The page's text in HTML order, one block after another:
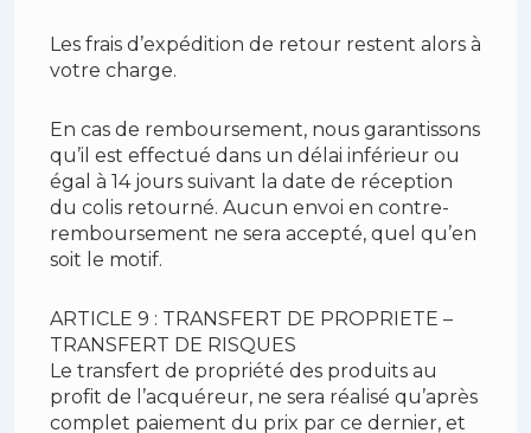
Les frais d’expédition de retour restent alors à
votre charge.
En cas de remboursement, nous garantissons
qu’il est effectué dans un délai inférieur ou
égal à 14 jours suivant la date de réception
du colis retourné. Aucun envoi en contre-
remboursement ne sera accepté, quel qu’en
soit le motif.
ARTICLE 9 : TRANSFERT DE PROPRIETE –
TRANSFERT DE RISQUES
Le transfert de propriété des produits au
profit de l’acquéreur, ne sera réalisé qu’après
complet paiement du prix par ce dernier, et